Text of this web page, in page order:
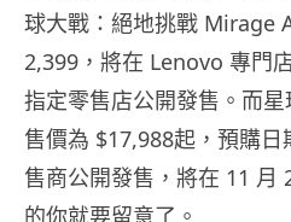
球大戰：絕地挑戰 Mirage
2,399，將在 Lenovo 專門
指定零售店公開發售。而
售價為 $17,988起，預購
售商公開發售，將在 11 月
的你就要留意了。